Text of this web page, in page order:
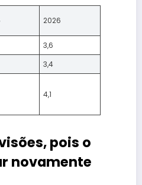
2026
3,6
3,4
4,1
pois o
novamente